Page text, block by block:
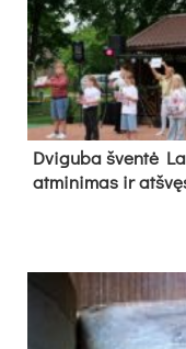
Dvi­gu­ba šven­tė
at­mi­ni­mas ir